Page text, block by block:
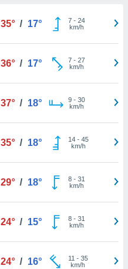
35° / 17° 7- 24
km/h
36° / 17° 7- 27
km/h
37° / 18° 9- 30
km/h
35° / 18° 14- 45
km/h
29° / 18° 8- 31
km/h
24° / 15° 8- 31
km/h
24° / 16° 11 - 35
km/h